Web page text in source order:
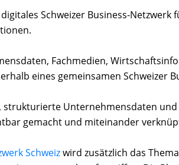
Schweizer Business-Netzwerk
Fachmedien,
eines gemeinsamen Schweizer
strukturierte Unternehmensdaten
gemacht und miteinander
Schweizwird zusätzlich das